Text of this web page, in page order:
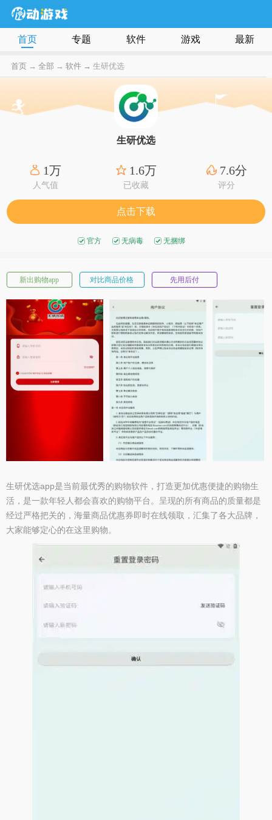
首页 专题 软件 游戏 最新
首页→ 全部 → 软件 → 生研优选
生研优选
1万
人气值
1.6万
已收藏
7.6分
评分
点击下载
官方 无病毒 无捆绑
新出购物app 对比商品价格 先用后付
生研优选app是当前最优秀的购物软件，打造更加优惠便捷的购物生
活，是一款年轻人都会喜欢的购物平台。呈现的所有商品的质量都是
经过严格把关的，海量商品优惠券即时在线领取，汇集了各大品牌，
大家能够定心的在这里购物。